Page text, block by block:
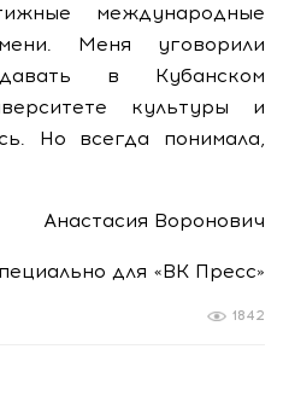
международные
Меня уговорили
в Кубанском
культуры и
Но всегда понимала,
Анастасия Воронович
для «ВК Пресс»
1842